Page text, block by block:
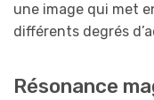
une image qui met
différents degrés
Résonance